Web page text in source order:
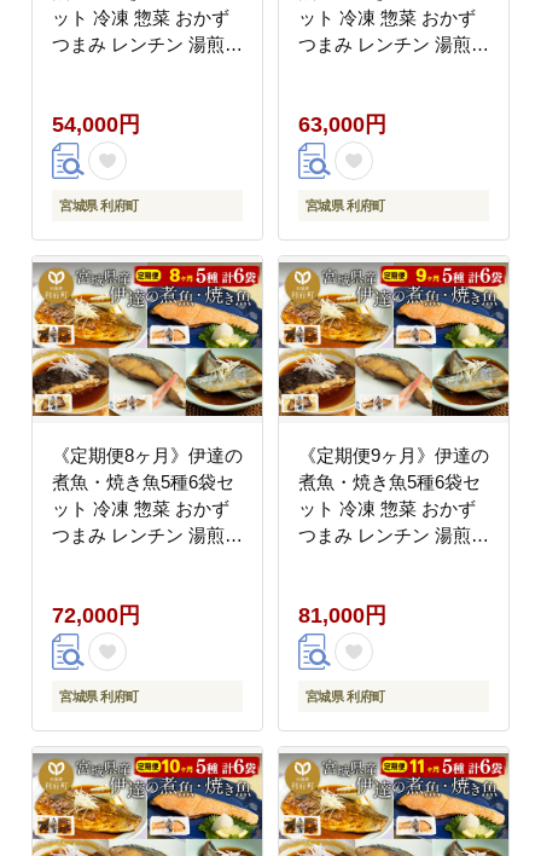
ット 冷凍 惣菜 おかず
つまみ レンチン 湯煎
さば さんま ぶり かれ
い 冷凍 惣菜 おかず つ
まみ レンチン 湯煎 簡
単 煮物 煮付 焼魚]
54,000円
宮城県 利府町
ット 冷凍 惣菜 おかず
つまみ レンチン 湯煎
さば さんま ぶり かれ
い 冷凍 惣菜 おかず つ
まみ レンチン 湯煎 簡
単 煮物 煮付 焼魚]
63,000円
宮城県 利府町
《定期便8ヶ月》伊達の
煮魚・焼き魚5種6袋セ
ット 冷凍 惣菜 おかず
つまみ レンチン 湯煎
さば さんま ぶり かれ
い 冷凍 惣菜 おかず つ
まみ レンチン 湯煎 簡
単 煮物 煮付 焼魚]
72,000円
宮城県 利府町
《定期便9ヶ月》伊達の
煮魚・焼き魚5種6袋セ
ット 冷凍 惣菜 おかず
つまみ レンチン 湯煎
さば さんま ぶり かれ
い 冷凍 惣菜 おかず つ
まみ レンチン 湯煎 簡
単 煮物 煮付 焼魚]
81,000円
宮城県 利府町